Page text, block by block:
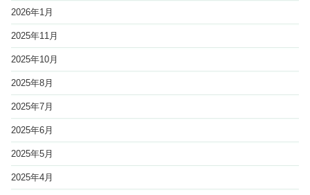
2026年1月
2025年11月
2025年10月
2025年8月
2025年7月
2025年6月
2025年5月
2025年4月